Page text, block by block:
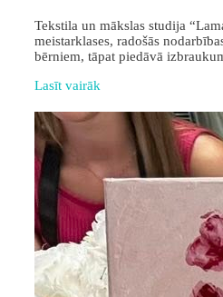
Tekstila un mākslas studija
meistarklases, radošās
bērniem, tāpat piedāvā
Lasīt vairāk